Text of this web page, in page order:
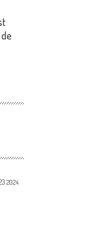
2024